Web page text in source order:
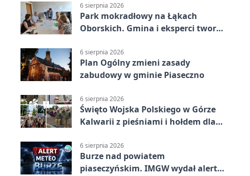
6 sierpnia 2026
Park mokradłowy na Łąkach
Oborskich. Gmina i eksperci tworzą
6 sierpnia 2026
Plan Ogólny zmieni zasady
zabudowy w gminie Piaseczno
6 sierpnia 2026
Święto Wojska Polskiego w Górze
Kalwarii z pieśniami i hołdem dla
6 sierpnia 2026
Burze nad powiatem
piaseczyńskim. IMGW wydał alert